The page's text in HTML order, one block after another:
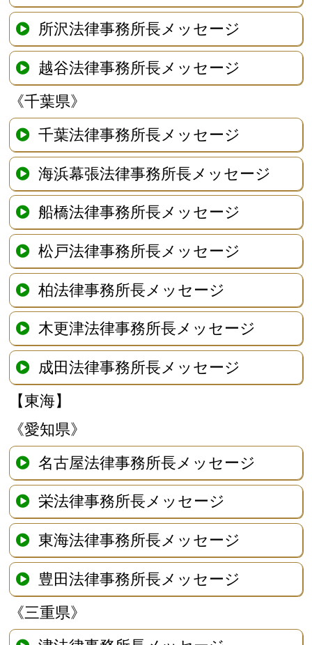
所沢法律事務所長メッセージ
越谷法律事務所長メッセージ
《千葉県》
千葉法律事務所長メッセージ
海浜幕張法律事務所長メッセージ
船橋法律事務所長メッセージ
松戸法律事務所長メッセージ
柏法律事務所長メッセージ
木更津法律事務所長メッセージ
成田法律事務所長メッセージ
【東海】
《愛知県》
名古屋法律事務所長メッセージ
栄法律事務所長メッセージ
東海法律事務所長メッセージ
豊田法律事務所長メッセージ
《三重県》